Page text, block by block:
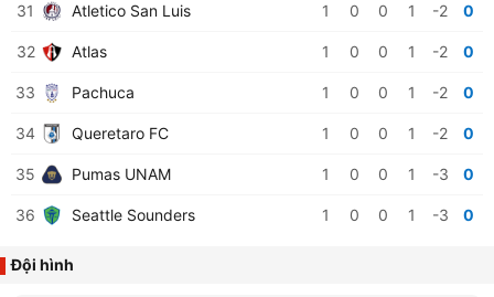
31 Atletico San Luis 1 0 0 1 -2 0
32 Atlas 1 0 0 1 -2 0
33 Pachuca 1 0 0 1 -2 0
34 Queretaro FC 1 0 0 1 -2 0
35 Pumas UNAM 1 0 0 1 -3 0
36 Seattle Sounders 1 0 0 1 -3 0
Đội hình